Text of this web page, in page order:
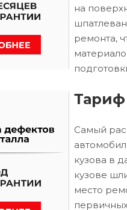
на
ремонта,
Тариф
Самый
кузова в
кузове
место